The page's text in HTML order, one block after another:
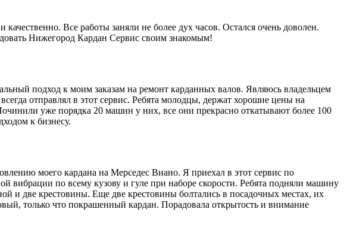
Все работы заняли не более дух часов. Остался очень доволен.
Нижегород Кардан Сервис своим знакомым!
подход к моим заказам на ремонт карданных валов. Являюсь владельцем
отправлял в этот сервис. Ребята молодцы, держат хорошие цены на
уже порядка 20 машин у них, все они прекрасно откатывают более 100
к бизнесу.
моего кардана на Мерседес Виано. Я приехал в этот сервис по
вибрации по всему кузову и гуле при наборе скорости. Ребята подняли машину
и две крестовины. Еще две крестовины болтались в посадочных местах, их
только что покрашенный кардан. Порадовала открытость и внимание